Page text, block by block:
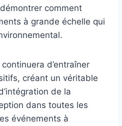
comment
à grande échelle qui
d’entraîner
créant un véritable
de la
dans toutes les
événements à